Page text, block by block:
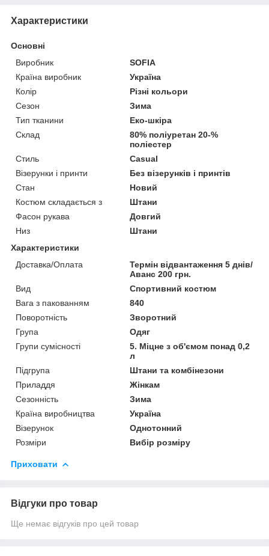
Характеристики
Основні
Виробник
SOFIA
Країна виробник
Україна
Колір
Різні кольори
Сезон
Зима
Тип тканини
Еко-шкіра
Склад
80% поліуретан 20-%
поліестер
Стиль
Casual
Візерунки і принти
Без візерунків і принтів
Стан
Новий
Костюм складається з
Штани
Фасон рукава
Довгий
Низ
Штани
Характеристики
Доставка/Оплата
Термін відвантаження 5 днів/
Аванс 200 грн.
Вид
Спортивний костюм
Вага з пакованням
840
Поворотність
Зворотний
Група
Одяг
Групи сумісності
5. Міцне з об'ємом понад 0,2
л
Підгрупа
Штани та комбінезони
Приладдя
Жінкам
Сезонність
Зима
Країна виробництва
Україна
Візерунок
Однотонний
Розміри
Вибір розміру
Приховати
Відгуки про товар
Ще немає відгуків про цей товар